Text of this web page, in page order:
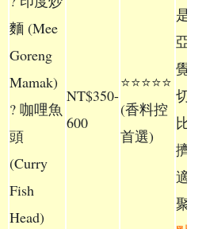
麵 (Mee
Goreng
Mamak)
? 咖哩魚
頭
(Curry
Fish
Head)
NT$350-
600
⭐⭐⭐⭐⭐
(香料控
首選)
是
亞
覺
切
比
擠
適
聚